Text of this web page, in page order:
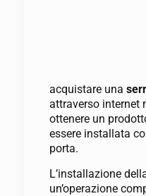
acquistare una
attraverso internet
ottenere un
essere installata
porta.
L’installazione
un’operazione